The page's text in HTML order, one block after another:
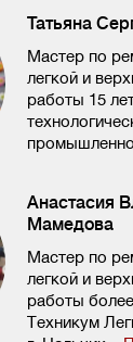
Татьяна
Мастер по
легкой и
работы 15
Анастасия
Мамедова
Мастер по
легкой и
работы
Техникум